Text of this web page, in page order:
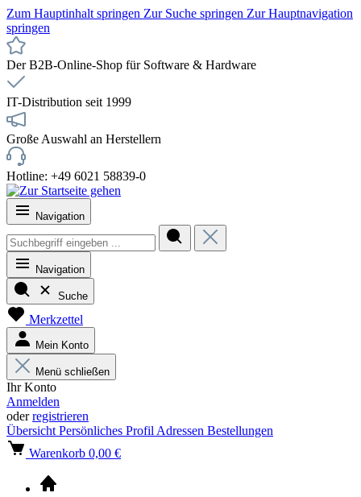
Zum Hauptinhalt springen Zur Suche springen Zur Hauptnavigation
springen
Der B2B-Online-Shop für Software & Hardware
IT-Distribution seit 1999
Große Auswahl an Herstellern
Hotline: +49 6021 58839-0
Navigation
Navigation
Suche
Merkzettel
Mein Konto
Menü schließen
Ihr Konto
Anmelden
oderregistrieren
Übersicht Persönliches Profil Adressen Bestellungen
Warenkorb 0,00 €